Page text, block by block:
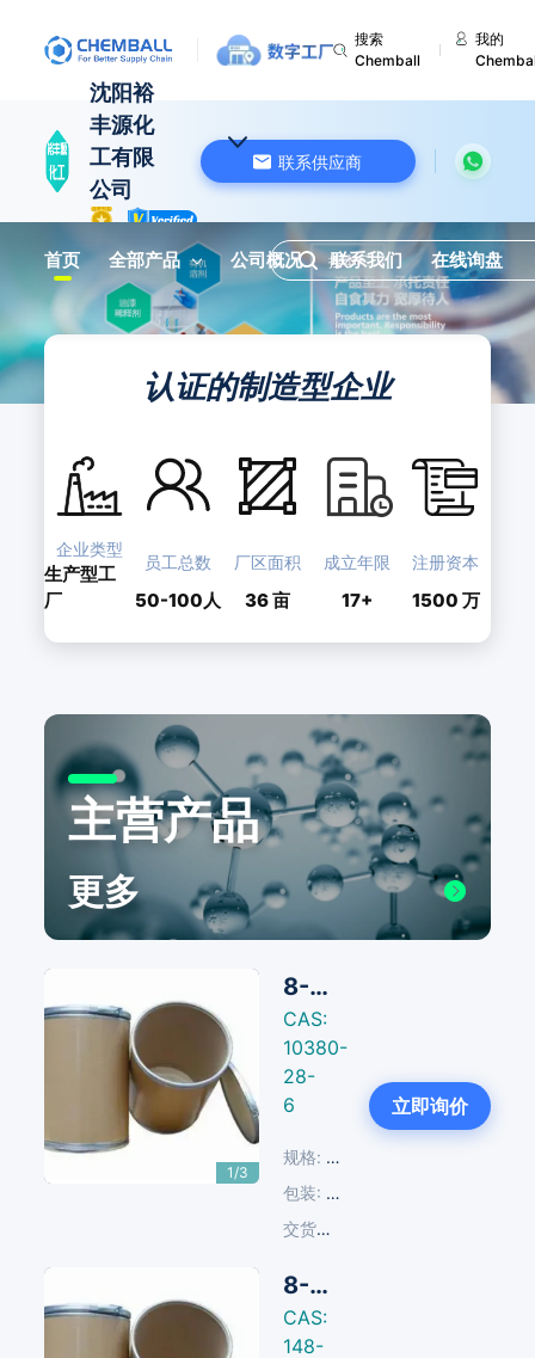
搜索
Chemball
我的
沈阳裕
丰源化
工有限
公司
联系供应商
首页 全部产品 公司概况 联系我们 在线询盘
认证的制造型企业
企业类型
生产型工
厂
员工总数
50-100人
厂区面积
36亩
成立年限
17+
注册资本
1500 万
主营产品
更多
Next
1/3
8-羟基喹啉铜/8-羟基喹啉铜(II)
CAS:
10380-
28-
6
规格:
≥98%
包装:
25 KG/纸板桶
交货周期:
立即询价
8-羟基喹啉/8-氢氧化喹啉/8HQ
CAS:
148-